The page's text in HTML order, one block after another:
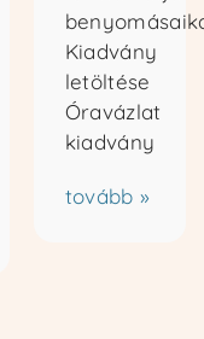
Kiadvány
letöltése
Óravázlat
kiadvány
tovább »